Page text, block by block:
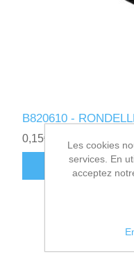
B820610 -
0,15€ HT
AJOUTER AU
Les cookies
services. En
acceptez